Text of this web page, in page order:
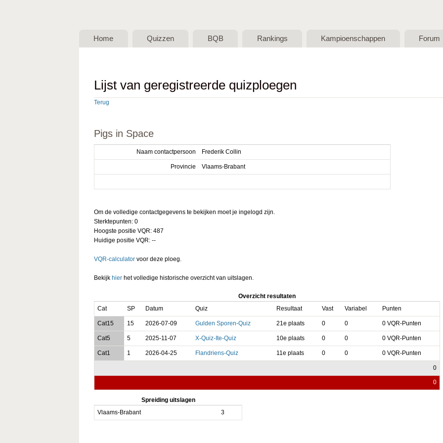
Belgische
vzw
Home Quizzen BQB Rankings Kampioenschappen Forum
Lijst van geregistreerde quizploegen
Terug
Pigs in Space
Naam contactpersoon Frederik Collin
Provincie Vlaams-Brabant
Om de volledige contactgegevens te bekijken moet je ingelogd zijn.
Sterktepunten: 0
Hoogste positie VQR: 487
Huidige positie VQR: --
VQR-calculator voor deze ploeg.
Bekijk hier het volledige historische overzicht van uitslagen.
Overzicht resultaten
Cat
SP Datum Quiz Resultaat Vast Variabel Punten
Cat15 15 2026-07-09 Gulden Sporen-Quiz 21e plaats 0 0 0 VQR-Punten
Cat5 5 2025-11-07 X-Quiz-Ite-Quiz 10e plaats 0 0 0 VQR-Punten
Cat1 1 2026-04-25 Flandriens-Quiz 11e plaats 0 0 0 VQR-Punten
0
0
Spreiding uitslagen
Vlaams-Brabant
3